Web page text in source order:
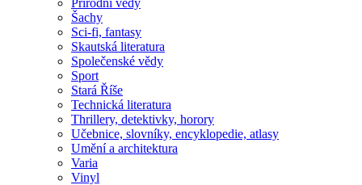
Šachy
Sci-fi, fantasy
Skautská literatura
Společenské vědy
Sport
Stará Říše
Technická literatura
Thrillery, detektivky, horory
Učebnice, slovníky, encyklopedie, atlasy
Umění a architektura
Varia
Vinyl